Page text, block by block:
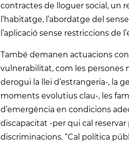
contractes de lloguer social, un
l’habitatge, l’abordatge del
l’aplicació sense restriccions
També demanen actuacions
vulnerabilitat, com les persones
derogui la llei d’estrangeria-, la
moments evolutius clau-, les
d’emergència en condicions
discapacitat -per qui cal
discriminacions. “Cal política